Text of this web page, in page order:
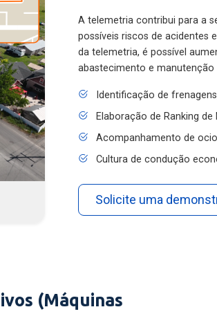
A telemetria contribui para a
possíveis riscos de acidentes
da telemetria, é possível
abastecimento e
Identificação de
Elaboração de Ranking
Acompanhamento de
Cultura de condução
Solicite uma
(Máquinas